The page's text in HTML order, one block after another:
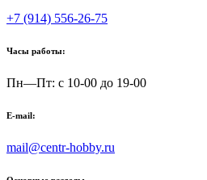
+7 (914) 556-26-75
Часы работы:
Пн—Пт: с 10-00 до 19-00
E-mail:
mail@centr-hobby.ru